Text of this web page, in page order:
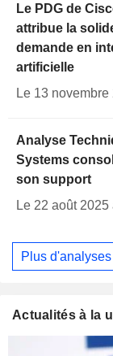
Le PDG de
attribue la
demande en
artificielle
Le 13
Analyse
Systems
son support
Le 22 août 2025
Plus d'analyses
Actualités à la